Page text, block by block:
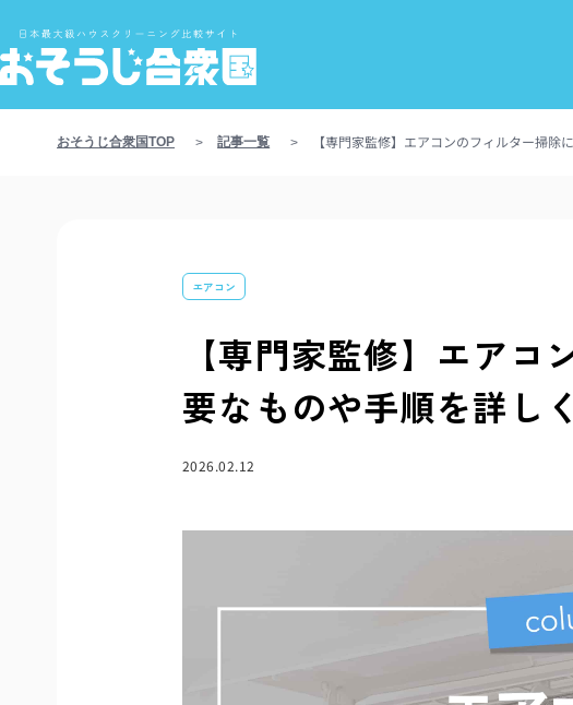
おそうじ合衆国TOP > 記事一覧 > 【専門家監修】エアコンのフィルター掃除
エアコン
【専門家監修】エア
要なものや手順を詳し
2026.02.12